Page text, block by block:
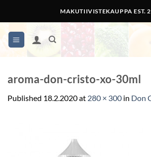
content
MAKUTIIVISTEKAUPPA EST.
aroma-don-cristo-xo-30ml
Published 18.2.2020at 280 × 300 in Don